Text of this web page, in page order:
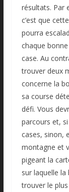
résultats. Par
c’est que
pourra
chaque bonne
case. Au
trouver deux
concerne la
sa course
défi. Vous
parcours et,
cases, sinon,
montagne et
pigeant la
sur laquelle la
trouver le